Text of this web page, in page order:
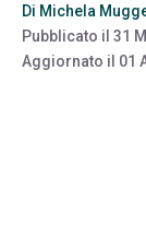
Di Michela
Pubblicato il 31
Aggiornato il 01